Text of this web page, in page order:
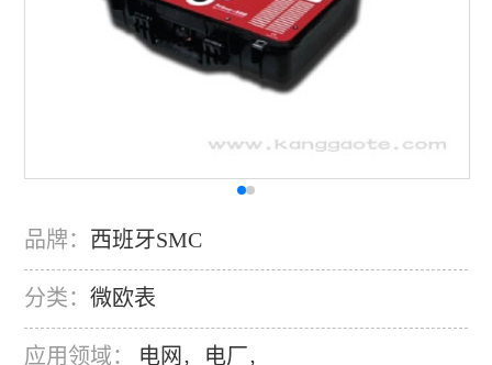
品牌： 西班牙SMC
分类：微欧表
应用领域： 电网 ， 电厂，